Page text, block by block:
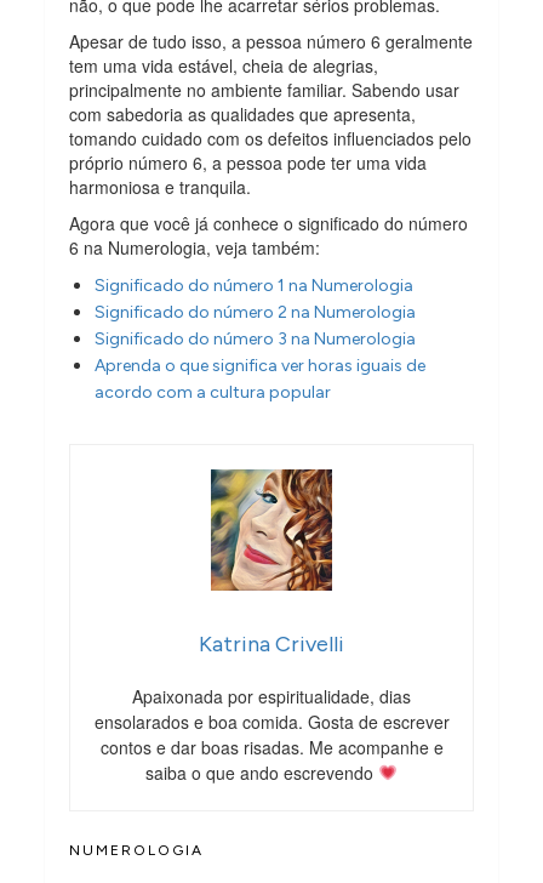
Apesar de tudo isso, a pessoa número 6 geralmente
tem uma vida estável, cheia de alegrias,
principalmente no ambiente familiar. Sabendo usar
com sabedoria as qualidades que apresenta,
tomando cuidado com os defeitos influenciados pelo
próprio número 6, a pessoa pode ter uma vida
harmoniosa e tranquila.
Agora que você já conhece o significado do número
6 na Numerologia, veja também:
Significado do número 1 na Numerologia
Significado do número 2 na Numerologia
Significado do número 3 na Numerologia
Aprenda o que significa ver horas iguais de
acordo com a cultura popular
Katrina Crivelli
Apaixonada por espiritualidade, dias
ensolarados e boa comida. Gosta de escrever
contos e dar boas risadas. Me acompanhe e
saiba o que ando escrevendo
NUMEROLOGIA